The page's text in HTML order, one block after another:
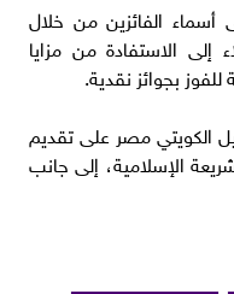
أسماء الفائزين من خلال
إلى الاستفادة من مزايا
بجوائز نقدية.
الكويتي مصر على تقديم
الإسلامية، إلى جانب